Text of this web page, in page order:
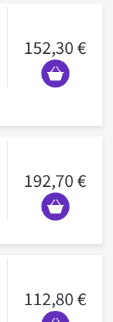
152,30 €
192,70 €
112,80 €